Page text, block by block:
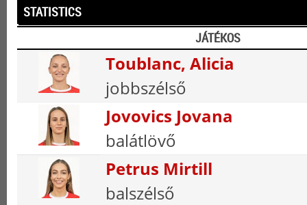
STATISTICS
JÁTÉKOS
Toublanc, Alicia
jobbszélső
Jovovics Jovana
balátlövő
Petrus Mirtill
balszélső